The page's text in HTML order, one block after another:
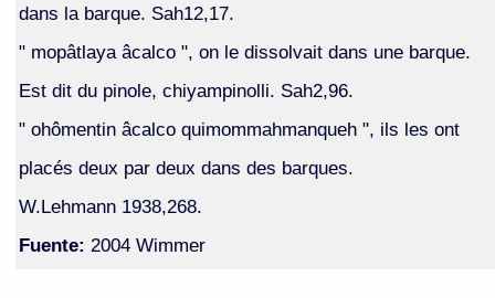
dans la barque. Sah12,17.
" mopâtlaya âcalco ", on le dissolvait dans une barque.
Est dit du pinole, chiyampinolli. Sah2,96.
" ohômentin âcalco quimommahmanqueh ", ils les ont
placés deux par deux dans des barques.
W.Lehmann 1938,268.
Fuente: 2004 Wimmer